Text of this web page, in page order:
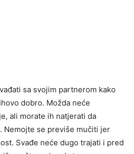
sa svojim partnerom kako
dobro. Možda neće
ali morate ih natjerati da
Nemojte se previše mučiti jer
Svađe neće dugo trajati i pred